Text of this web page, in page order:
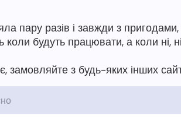
пару разів і завжди з пригодами,
замовляйте з будь-яких інших